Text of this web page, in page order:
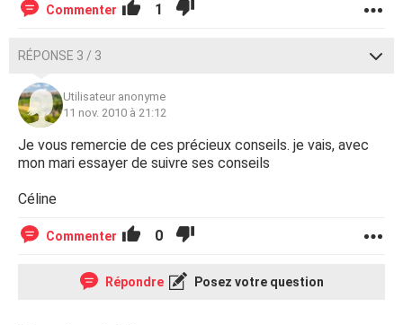
Commenter 1
RÉPONSE 3 / 3
Utilisateur anonyme
11 nov. 2010 à 21:12
Je vous remercie de ces précieux conseils. je vais, avec
mon mari essayer de suivre ses conseils
Céline
Commenter 0
Répondre Posez votre question